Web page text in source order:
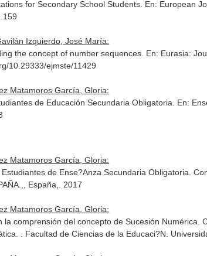
for Secondary School Students. En: European
Izquierdo, José María:
the concept of number sequences. En: Eurasia:
10.29333/ejmste/11429
Matamoros García, Gloria:
de Educación Secundaria Obligatoria. En:
Matamoros García, Gloria:
de Ense?Anza Secundaria Obligatoria.
España,. 2017
Matamoros García, Gloria:
comprensión del concepto de Sucesión Numérica.
. Facultad de Ciencias de la Educaci?N.